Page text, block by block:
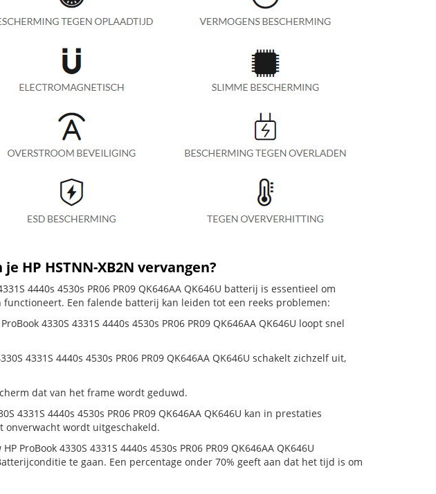
HP HSTNN-XB2N vervangen?
4440s 4530s PR06 PR09 QK646AA QK646U batterij is essentieel om
Een falende batterij kan leiden tot een reeks problemen:
4330S 4331S 4440s 4530s PR06 PR09 QK646AA QK646U loopt snel
4331S 4440s 4530s PR06 PR09 QK646AA QK646U schakelt zichzelf uit,
dat van het frame wordt geduwd.
4331S 4440s 4530s PR06 PR09 QK646AA QK646U kan in prestaties
wordt uitgeschakeld.
ProBook 4330S 4331S 4440s 4530s PR06 PR09 QK646AA QK646U
te gaan. Een percentage onder 70% geeft aan dat het tijd is om